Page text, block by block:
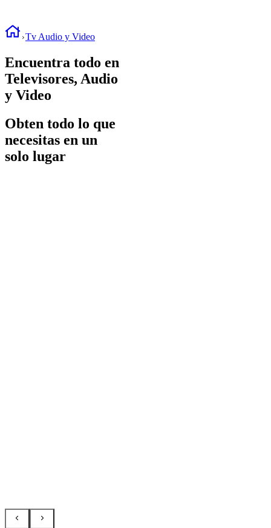
Tv Audio y Video
Encuentra todo en
Televisores, Audio
y Video
Obten todo lo que
necesitas en un
solo lugar